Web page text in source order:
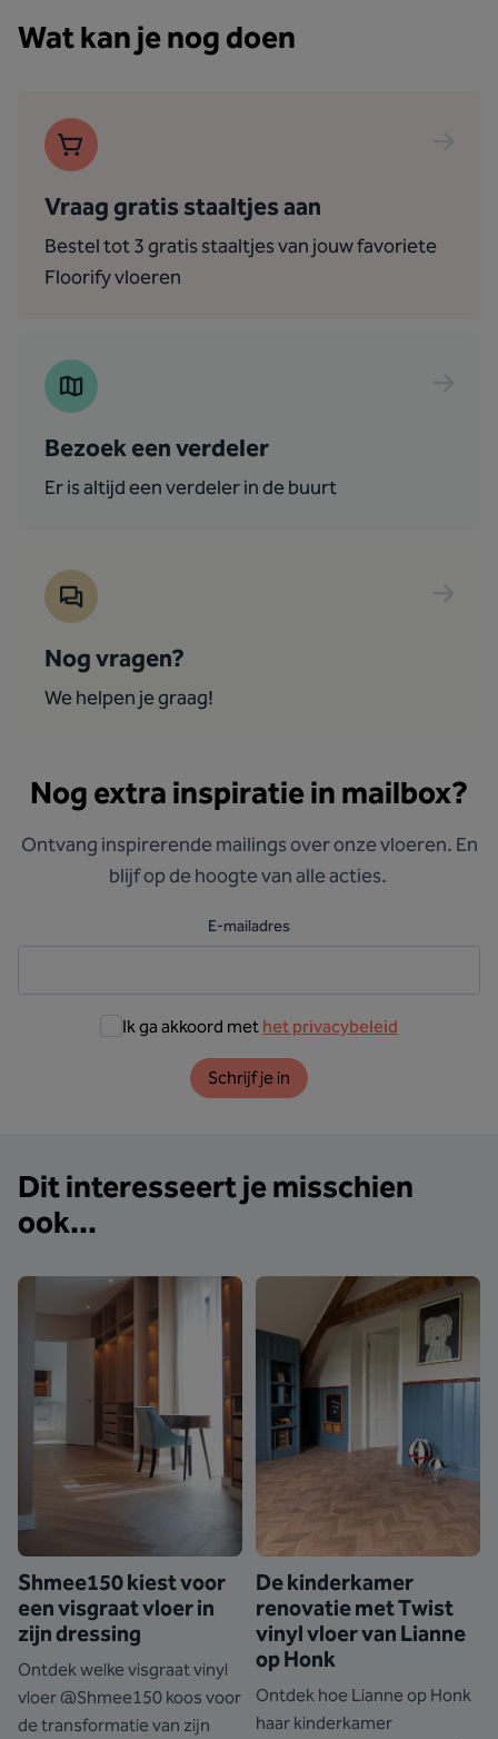
Wat kan je nog doen
Vraag gratis staaltjes aan
Bestel tot 3 gratis staaltjes van jouw favoriete
Floorify vloeren
Bezoek een verdeler
Er is altijd een verdeler in de buurt
Nog vragen?
We helpen je graag!
Nog extra inspiratie in mailbox?
Ontvang inspirerende mailings over onze vloeren. En
blijf op de hoogte van alle acties.
E-mailadres
Ik ga akkoord met het privacybeleid
Schrijf je in
Dit interesseert je misschien
ook...
Shmee150 kiest voor
een visgraat vloer in
zijn dressing
Ontdek welke visgraat vinyl
vloer @Shmee150 koos voor
de transformatie van zijn
De kinderkamer
renovatie met Twist
vinyl vloer van Lianne
op Honk
Ontdek hoe Lianne op Honk
haar kinderkamer